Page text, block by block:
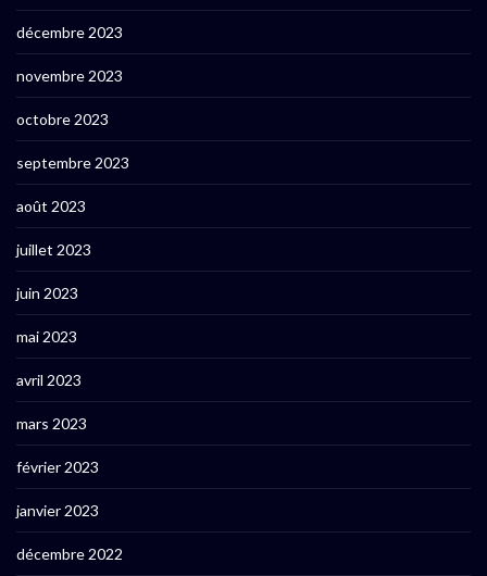
décembre 2023
novembre 2023
octobre 2023
septembre 2023
août 2023
juillet 2023
juin 2023
mai 2023
avril 2023
mars 2023
février 2023
janvier 2023
décembre 2022